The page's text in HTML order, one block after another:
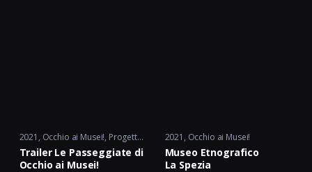
2021 Occhio ai Musei!, Progetto Cult.
Trailer Le Passeggiate di
Occhio ai Musei!
2021 Occhio ai Musei!
Museo Etnografico
La Spezia